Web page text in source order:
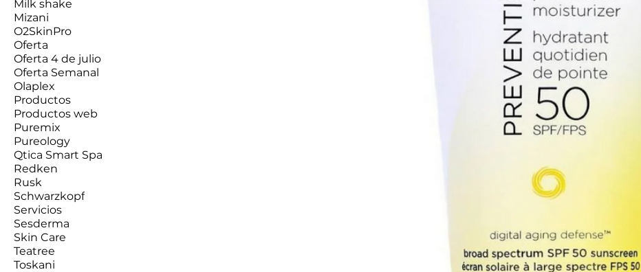
Milk shake
Mizani
O2SkinPro
Oferta
Oferta 4 de julio
Oferta Semanal
Olaplex
Productos
Productos web
Puremix
Pureology
Qtica Smart Spa
Redken
Rusk
Schwarzkopf
Servicios
Sesderma
Skin Care
Teatree
Toskani